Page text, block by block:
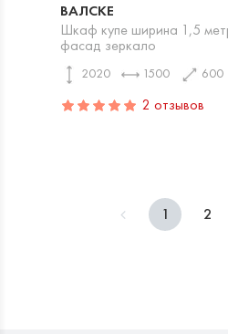
ВАЛСКЕ
Шкаф купе ширина 1,5
фасад зеркало
2020 1500 600
2 отзывов
1 2